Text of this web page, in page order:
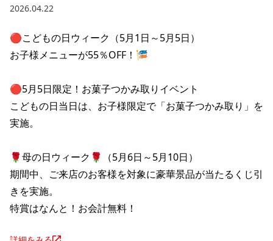
2026.04.22
🔴こどもの日ウィーク（5月1日～5月5日）
お子様メニューが55％OFF！🎏
🔴5月5日限定！お菓子つかみ取りイベント
こどもの日当日は、お子様限定で「お菓子つかみ取り」を
実施。
🌹母の日ウィーク🌹（5月6日～5月10日）
期間中、ご来店のお客様を対象に豪華景品が当たるくじ引
きを実施。
特賞はなんと！お会計無料！